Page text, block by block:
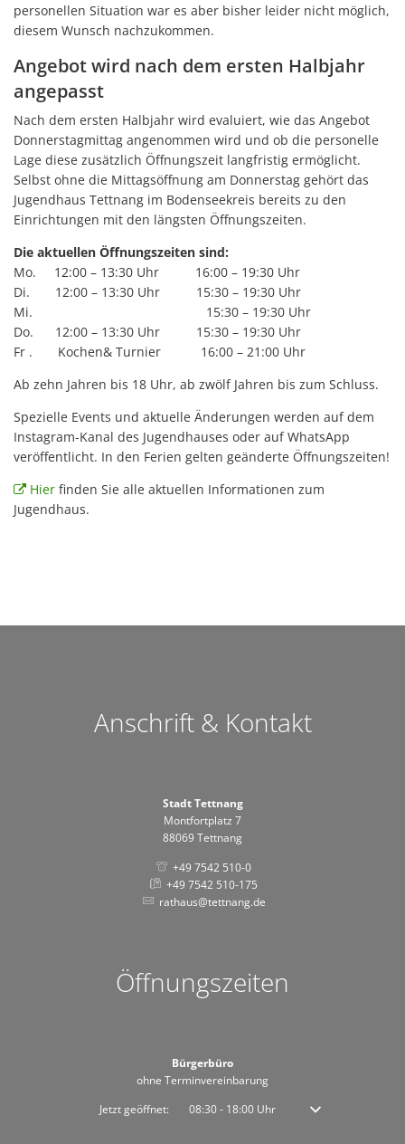
personellen Situation war es aber bisher leider nicht möglich,
diesem Wunsch nachzukommen.
Angebot wird nach dem ersten Halbjahr
angepasst
Nach dem ersten Halbjahr wird evaluiert, wie das Angebot
Donnerstagmittag angenommen wird und ob die personelle
Lage diese zusätzlich Öffnungszeit langfristig ermöglicht.
Selbst ohne die Mittagsöffnung am Donnerstag gehört das
Jugendhaus Tettnang im Bodenseekreis bereits zu den
Einrichtungen mit den längsten Öffnungszeiten.
Die aktuellen Öffnungszeiten sind:
Mo. 12:00 – 13:30 Uhr 16:00 – 19:30 Uhr
Di. 12:00 – 13:30 Uhr 15:30 – 19:30 Uhr
Mi. 15:30 – 19:30 Uhr
Do. 12:00 – 13:30 Uhr 15:30 – 19:30 Uhr
Fr . Kochen& Turnier 16:00 – 21:00 Uhr
Ab zehn Jahren bis 18 Uhr, ab zwölf Jahren bis zum Schluss.
Spezielle Events und aktuelle Änderungen werden auf dem
Instagram-Kanal des Jugendhauses oder auf WhatsApp
veröffentlicht. In den Ferien gelten geänderte Öffnungszeiten!
Hierfinden Sie alle aktuellen Informationen zum
Jugendhaus.
Anschrift & Kontakt
Stadt Tettnang
Montfortplatz 7
88069 Tettnang
+49 7542 510-0
+49 7542 510-175
rathaus@tettnang.de
Öffnungszeiten
Bürgerbüro
ohne Terminvereinbarung
Klicken, um weitere Öffnungs- oder Schließzeiten auszublenden
Jetzt geöffnet: 08:30- 18:00Uhr Von 08:30 bis 18:00